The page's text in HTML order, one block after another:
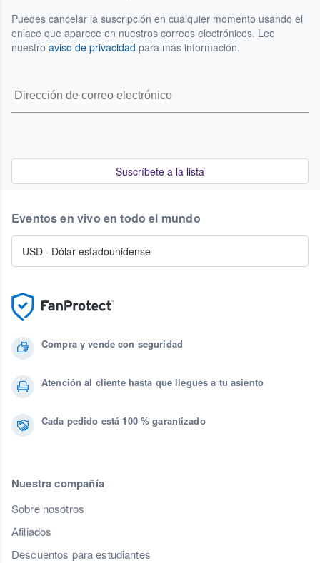
Puedes cancelar la suscripción en cualquier momento usando el
enlace que aparece en nuestros correos electrónicos. Lee
nuestro aviso de privacidad para más información.
Suscríbete a la lista
Compra y vende con seguridad
Atención al cliente hasta que llegues a tu asiento
Cada pedido está 100 % garantizado
Nuestra compañía
Sobre nosotros
Afiliados
Descuentos para estudiantes
Eventos en vivo en todo el mundo
USD · Dólar estadounidense